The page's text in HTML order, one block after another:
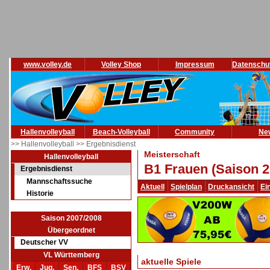
www.volley.de Volley Shop Impressum
Hallenvolleyball Beach-Volleyball Community
>> Hallenvolleyball >> Ergebnisdienst
Hallenvolleyball
Ergebnisdienst
Mannschaftssuche
Historie
Saison 2007/2008
Übergeordnet
Deutscher VV
VL Württemberg
Erw.
Jug. Sen. BFS BSV
Meisterschaft
B1 Frauen (Saison
Aktuell Spielplan Druckansicht
aktuelle Spiele